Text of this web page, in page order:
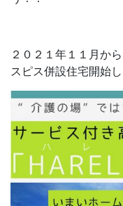
２０２１年１１月か
スピス併設住宅開始